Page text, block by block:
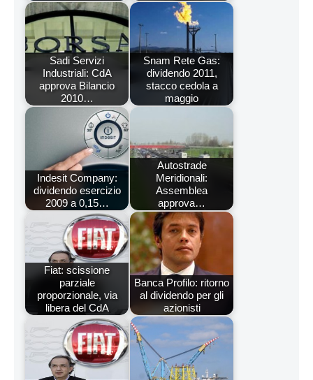
Sadi Servizi
Industriali: CdA
approva Bilancio
2010…
Snam Rete Gas:
dividendo 2011,
stacco cedola a
maggio
Indesit Company:
dividendo esercizio
2009 a 0,15…
Autostrade
Meridionali:
Assemblea
approva…
Fiat: scissione
parziale
proporzionale, via
libera del CdA
Banca Profilo: ritorno
al dividendo per gli
azionisti